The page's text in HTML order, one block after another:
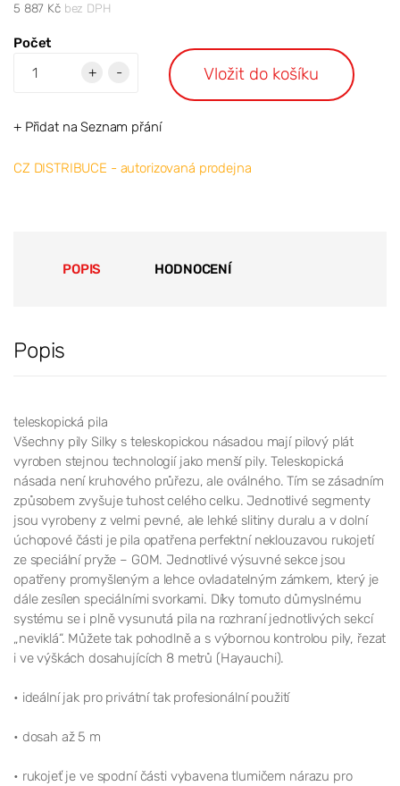
5 887 Kčbez DPH
Počet
+
- Vložit do košíku
+ Přidat na Seznam přání
CZ DISTRIBUCE - autorizovaná prodejna
POPIS HODNOCENÍ
Popis
teleskopická pila
Všechny pily Silky s teleskopickou násadou mají pilový plát
vyroben stejnou technologií jako menší pily. Teleskopická
násada není kruhového průřezu, ale oválného. Tím se zásadním
způsobem zvyšuje tuhost celého celku. Jednotlivé segmenty
jsou vyrobeny z velmi pevné, ale lehké slitiny duralu a v dolní
úchopové části je pila opatřena perfektní neklouzavou rukojetí
ze speciální pryže – GOM. Jednotlivé výsuvné sekce jsou
opatřeny promyšleným a lehce ovladatelným zámkem, který je
dále zesílen speciálními svorkami. Díky tomuto důmyslnému
systému se i plně vysunutá pila na rozhraní jednotlivých sekcí
„neviklá“. Můžete tak pohodlně a s výbornou kontrolou pily, řezat
i ve výškách dosahujících 8 metrů (Hayauchi).
• ideální jak pro privátní tak profesionální použití
• dosah až 5 m
• rukojeť je ve spodní části vybavena tlumičem nárazu pro